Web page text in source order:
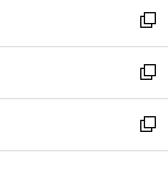
く
で
開
く
ド
ウ
で
開
く
ィ
ン
ド
ウ
で
開
い
ウ
ィ
ン
ド
ウ
新
し
い
ウ
ィ
ン
新
し
い
ウ
新
し